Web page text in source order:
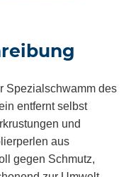
Spezialschwamm des
entfernt selbst
und
aus
gegen Schmutz,